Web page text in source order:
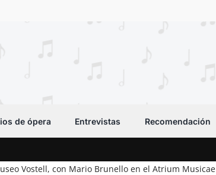
de ópera Entrevistas Recomendación
Vostell, con Mario Brunello en el Atrium Musicae